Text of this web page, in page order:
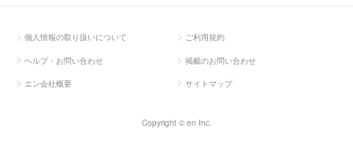
個人情報の取り扱いについて ご利用規約
ヘルプ・お問い合わせ 掲載のお問い合わせ
エン会社概要 サイトマップ
Copyright © en Inc.